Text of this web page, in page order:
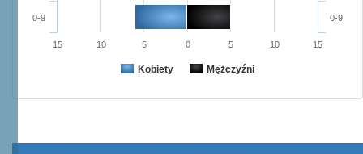
Kobiety Mężczyźni
0-9 0-9
15 10 5 0 5 10 15